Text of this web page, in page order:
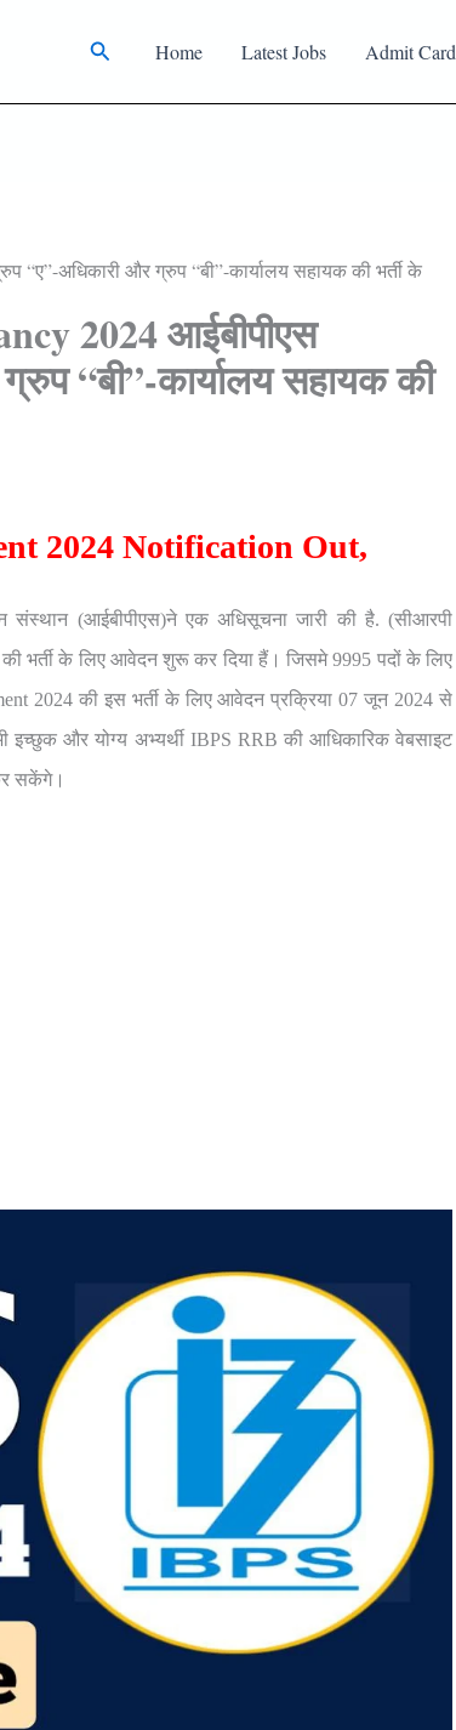
Search Home Latest Jobs Admit Card
अधिकारी और ग्रुप “बी”-कार्यालय सहायक की भर्ती के
2024 आईबीपीएस
“बी”-कार्यालय सहायक की
2024 Notification Out,
(आईबीपीएस)ने एक अधिसूचना जारी की है. (सीआरपी
भर्ती के लिए आवेदन शुरू कर दिया हैं। जिसमे 9995 पदों के लिए
2024 की इस भर्ती के लिए आवेदन प्रक्रिया 07 जून 2024 से
और योग्य अभ्यर्थी IBPS RRB की आधिकारिक वेबसाइट
सकेंगे।